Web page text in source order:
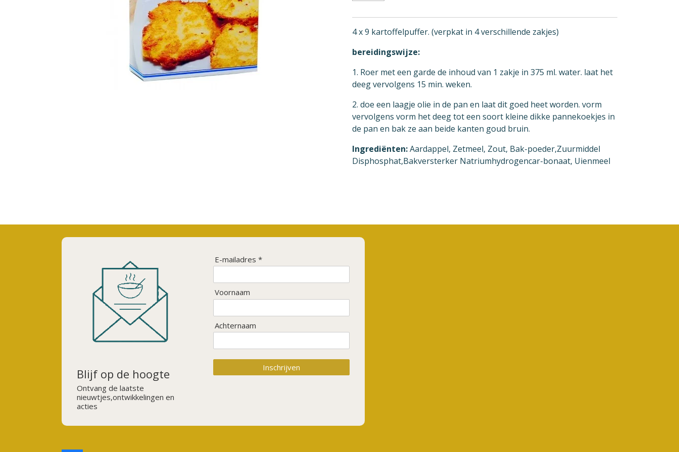
4 x 9 kartoffelpuffer. (verpkat in 4 verschillende zakjes)
bereidingswijze:
1. Roer met een garde de inhoud van 1 zakje in 375 ml. water. laat het
deeg vervolgens 15 min. weken.
2. doe een laagje olie in de pan en laat dit goed heet worden. vorm
vervolgens vorm het deeg tot een soort kleine dikke pannekoekjes in
de pan en bak ze aan beide kanten goud bruin.
Ingrediënten:Aardappel, Zetmeel, Zout, Bak-poeder,Zuurmiddel
Disphosphat,Bakversterker Natriumhydrogencar-bonaat, Uienmeel
Blijf op de hoogte
Ontvang de laatste
nieuwtjes,ontwikkelingen en
acties
E-mailadres *
Voornaam
Achternaam
Inschrijven